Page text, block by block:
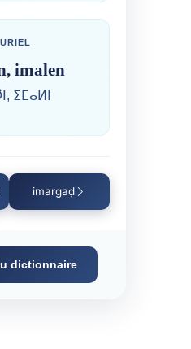
imalen
ⵉⵎⴰⵍⵏ
imargaḍ
dictionnaire